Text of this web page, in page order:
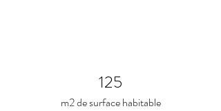
125
m2 de surface habitable